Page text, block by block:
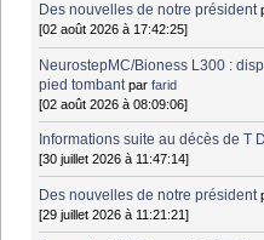
Des nouvelles de notre président
[02 août 2026 à 17:42:25]
NeurostepMC/Bioness L300 :
pied tombant parfarid
[02 août 2026 à 08:09:06]
Informations suite au décès de T
[30 juillet 2026 à 11:47:14]
Des nouvelles de notre président
[29 juillet 2026 à 11:21:21]